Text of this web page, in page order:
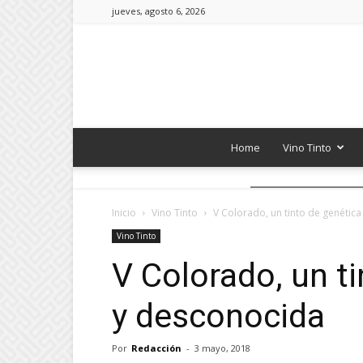
jueves, agosto 6, 2026
Home Vino Tinto
Inicio Vino Tinto V Colorado, un tinto de
Vino Tinto
V Colorado, un
y desconocida
Por Redacción - 3 mayo, 2018